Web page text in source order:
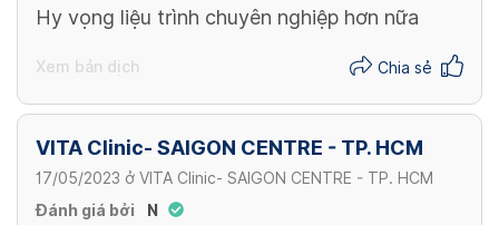
Hy vọng liệu trình chuyên nghiệp hơn nữa
Xem bản dịch Chia sẻ
VITA Clinic- SAIGON CENTRE - TP. HCM
17/05/2023 ở VITA Clinic- SAIGON CENTRE - TP. HCM
Đánh giá bởi
N